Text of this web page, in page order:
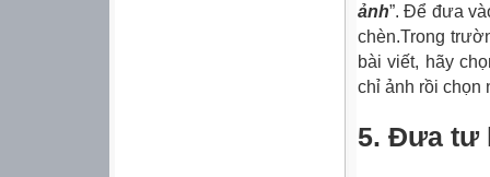
ảnh”. Để đưa
chèn.Trong
bài viết, hãy
chỉ ảnh rồi chọn
5. Đưa tư